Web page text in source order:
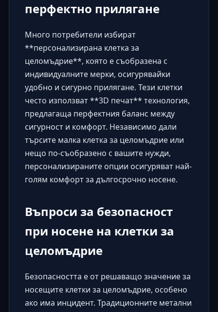
перфектно прилягане
Много потребители избират
**персонализирана клетка за
целомъдрие**, която е съобразена с
индивидуалните мерки, осигурявайки
удобно и сигурно прилягане. Тези клетки
често използват **3D печат** технология,
предлагаща перфектния баланс между
сигурност и комфорт. Независимо дали
търсите малка клетка за целомъдрие или
нещо по-съобразено с вашите нужди,
персонализираните опции осигуряват най-
голям комфорт за дългосрочно носене.
Въпроси за безопасност
при носене на клетки за
целомъдрие
Безопасността е от решаващо значение за
носещите клетки за целомъдрие, особено
ако има инцидент. Традиционните метални